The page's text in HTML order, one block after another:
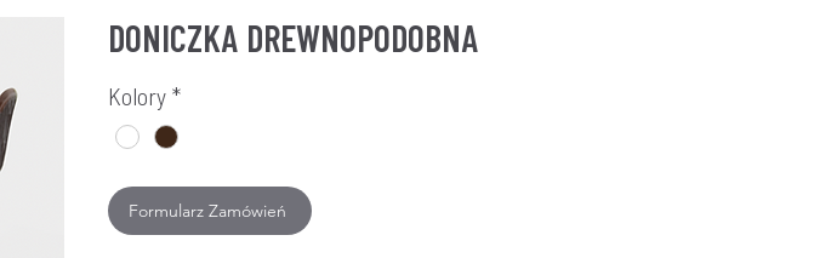
DONICZKA DREWNOPODOBNA
Kolory *
ROZMIARY
Formularz Zamówień